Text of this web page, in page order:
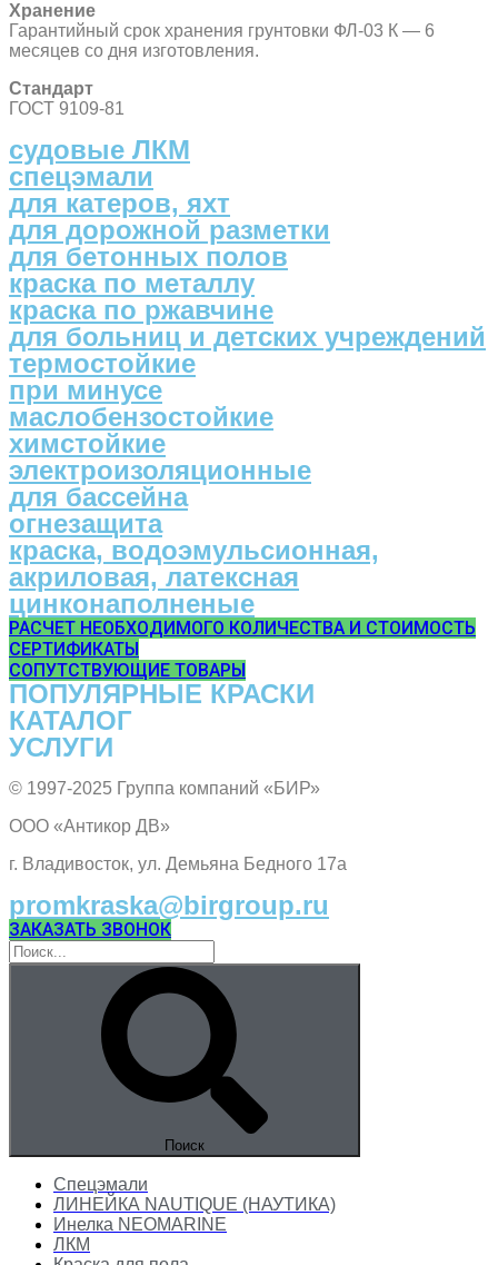
Хранение
Гарантийный срок хранения грунтовки ФЛ-03 К — 6
месяцев со дня изготовления.
Стандарт
ГОСТ 9109-81
судовые ЛКМ
спецэмали
для катеров, яхт
для дорожной разметки
для бетонных полов
краска по металлу
краска по ржавчине
для больниц и детских учреждений
термостойкие
при минусе
маслобензостойкие
химстойкие
электроизоляционные
для бассейна
огнезащита
краска, водоэмульсионная,
акриловая, латексная
цинконаполненые
РАСЧЕТ НЕОБХОДИМОГО КОЛИЧЕСТВА И СТОИМОСТЬ
СЕРТИФИКАТЫ
СОПУТСТВУЮЩИЕ ТОВАРЫ
ПОПУЛЯPНЫЕ КРАСКИ
КАТАЛОГ
УСЛУГИ
© 1997-2025 Группа компаний «БИР»
ООО «Антикор ДВ»
г. Владивосток, ул. Демьяна Бедного 17а
promkraska@birgroup.ru
ЗАКАЗАТЬ ЗВОНОК
Поиск
Спецэмали
ЛИНЕЙКА NAUTIQUE (НАУТИКА)
Инелка NEOMARINE
ЛКМ